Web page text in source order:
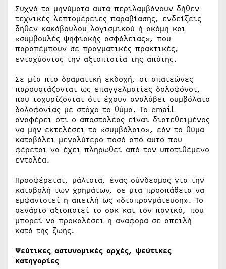
Συχνά τα μηνύματα αυτά περιλαμβάνουν δήθεν
τεχνικές λεπτομέρειες παραβίασης, ενδείξεις
δήθεν κακόβουλου λογισμικού ή ακόμη και
«συμβουλές ψηφιακής ασφάλειας», που
παραπέμπουν σε πραγματικές πρακτικές,
ενισχύοντας την αξιοπιστία της απάτης.
Σε μία πιο δραματική εκδοχή, οι απατεώνες
παρουσιάζονται ως επαγγελματίες δολοφόνοι,
που ισχυρίζονται ότι έχουν αναλάβει συμβόλαιο
δολοφονίας με στόχο το θύμα. Το email
αναφέρει ότι ο αποστολέας είναι διατεθειμένος
να μην εκτελέσει το «συμβόλαιο», εάν το θύμα
καταβάλει μεγαλύτερο ποσό από αυτό που
φέρεται να έχει πληρωθεί από τον υποτιθέμενο
εντολέα.
Προσφέρεται, μάλιστα, ένας σύνδεσμος για την
καταβολή των χρημάτων, σε μια προσπάθεια να
εμφανιστεί η απειλή ως «διαπραγμάτευση». Το
σενάριο αξιοποιεί το σοκ και τον πανικό, που
μπορεί να προκαλέσει η αναφορά σε απειλή
κατά της ζωής.
Ψεύτικες αστυνομικές αρχές, ψεύτικες
κατηγορίες